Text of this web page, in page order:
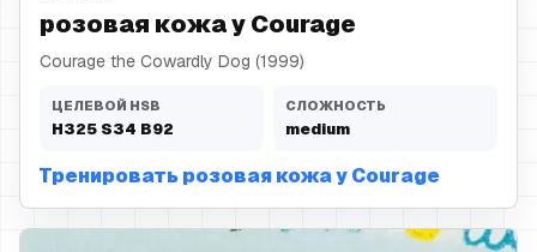
розовая кожа у Courage
Courage the Cowardly Dog (1999)
ЦЕЛЕВОЙ HSB
H325 S34 B92
СЛОЖНОСТЬ
medium
Тренировать розовая кожа у Courage